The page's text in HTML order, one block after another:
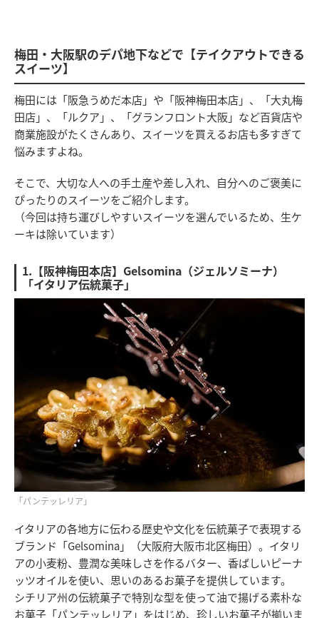
梅田・大阪駅のデパ地下などで【テイクアウトできる
スイーツ】
梅田には「阪急うめだ本店」や「阪神梅田本店」、「大丸梅
田店」、「ルクア」、「グランフロント大阪」など百貨店や
商業施設がたくさんあり、スイーツを買えるお店も多すぎて
悩みますよね。
そこで、大切な人への手土産や差し入れ、自分へのご褒美に
ぴったりのスイーツをご紹介します。
（今回は持ち運びしやすいスイーツを選んでいるため、生ケ
ーキは除いています）
1.【阪神梅田本店】Gelsomina（ジェルソミーナ）
「イタリア伝統菓子」
「パンテッレリア」
イタリアの各地方に伝わる歴史や文化を伝統菓子で表現する
ブランド「Gelsomina」（大阪府大阪市北区梅田）。イタリ
アの小麦粉、豊潤な美味しさを作るバター、香ばしいピーナ
ッツオイルを使い、思いのあるお菓子を提供しています。
シチリア州の伝統菓子で特別な型を使って油で揚げる素朴な
お菓子「パンテッレリア」をはじめ、珍しいお菓子が揃いま